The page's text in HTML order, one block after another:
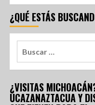
¿QUÉ ESTÁS
¿VISITAS
UCAZANAZTACUA Y